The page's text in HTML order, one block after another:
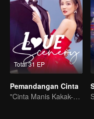
Total 31 EP
Pemandangan Cinta
"Cinta Manis Kakak-Adik Xu Lu dan Lin Yi"